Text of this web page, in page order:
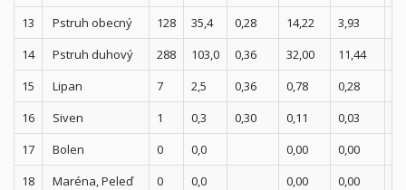
13
Pstruh obecný 128 35,4 0,28 14,22 3,93
14
Pstruh duhový 288 103,0 0,36 32,00 11,44
15
Lipan 7 2,5 0,36 0,78 0,28
16
Siven 1 0,3 0,30 0,11 0,03
17
Bolen 0 0,0 0,00 0,00
18
Maréna, Peleď 0 0,0 0,00 0,00